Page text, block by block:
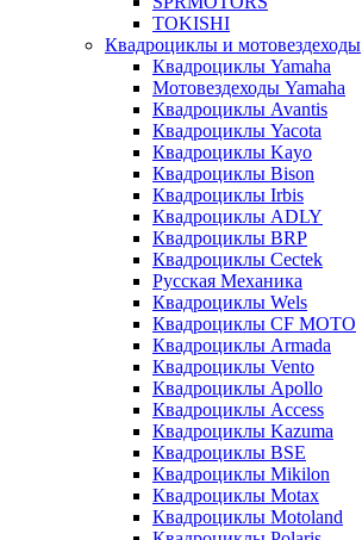
TOKISHI
Квадроциклы и мотовездеходы
Квадроциклы Yamaha
Мотовездеходы Yamaha
Квадроциклы Avantis
Квадроциклы Yacota
Квадроциклы Kayo
Квадроциклы Bison
Квадроциклы Irbis
Квадроциклы ADLY
Квадроциклы BRP
Квадроциклы Cectek
Русская Механика
Квадроциклы Wels
Квадроциклы CF MOTO
Квадроциклы Armada
Квадроциклы Vento
Квадроциклы Apollo
Квадроциклы Access
Квадроциклы Kazuma
Квадроциклы BSE
Квадроциклы Mikilon
Квадроциклы Motax
Квадроциклы Motoland